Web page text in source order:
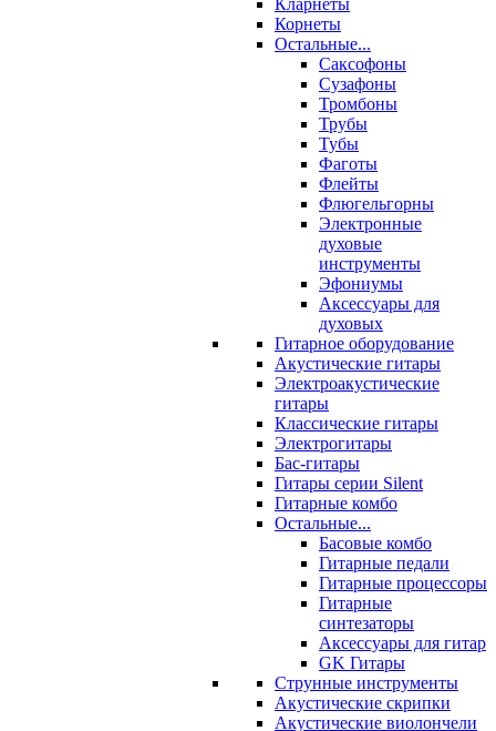
Кларнеты
Корнеты
Остальные...
Саксофоны
Сузафоны
Тромбоны
Трубы
Тубы
Фаготы
Флейты
Флюгельгорны
Электронные
духовые
инструменты
Эфониумы
Аксессуары для
духовых
Гитарное оборудование
Акустические гитары
Электроакустические
гитары
Классические гитары
Электрогитары
Бас-гитары
Гитары серии Silent
Гитарные комбо
Остальные...
Басовые комбо
Гитарные педали
Гитарные процессоры
Гитарные
синтезаторы
Аксессуары для гитар
GK Гитары
Струнные инструменты
Акустические скрипки
Акустические виолончели